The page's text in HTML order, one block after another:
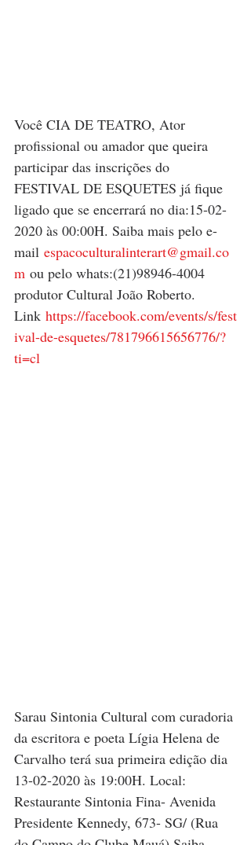
Você CIA DE TEATRO, Ator
profissional ou amador que queira
participar das inscrições do
FESTIVAL DE ESQUETES já fique
ligado que se encerrará no dia:15-02-
2020 às 00:00H. Saiba mais pelo e-
mail espacoculturalinterart@gmail.co
m ou pelo whats:(21)98946-4004
produtor Cultural João Roberto.
Link https://facebook.com/events/s/fest
ival-de-esquetes/781796615656776/?
ti=cl
Sarau Sintonia Cultural com curadoria
da escritora e poeta Lígia Helena de
Carvalho terá sua primeira edição dia
13-02-2020 às 19:00H. Local:
Restaurante Sintonia Fina- Avenida
Presidente Kennedy, 673- SG/ (Rua